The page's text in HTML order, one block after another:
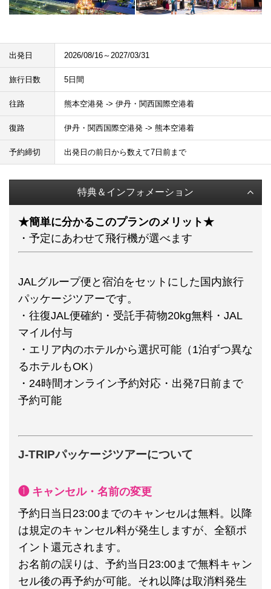
出発日 2026/08/16～2027/03/31
旅行日数 5日間
往路 熊本空港発 -> 伊丹・関西国際空港着
復路 伊丹・関西国際空港発 -> 熊本空港着
予約締切 出発日の前日から数えて7日前まで
特典＆インフォメーション
★簡単に分かるこのプランのメリット★
・予定にあわせて飛行機が選べます
JALグループ便と宿泊をセットにした国内旅行
パッケージツアーです。
・往復JAL便確約・受託手荷物20kg無料・JAL
マイル付与
・エリア内のホテルから選択可能（1泊ずつ異な
るホテルもOK）
・24時間オンライン予約対応・出発7日前まで
予約可能
J-TRIPパッケージツアーについて
❶ キャンセル・名前の変更
予約日当日23:00までのキャンセルは無料。以降
は規定のキャンセル料が発生しますが、全額ポ
イント還元されます。
お名前の誤りは、予約当日23:00まで無料キャン
セル後の再予約が可能。それ以降は取消料発生